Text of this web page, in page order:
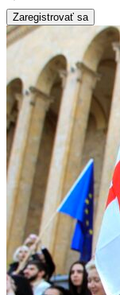
Zaregistrovať sa